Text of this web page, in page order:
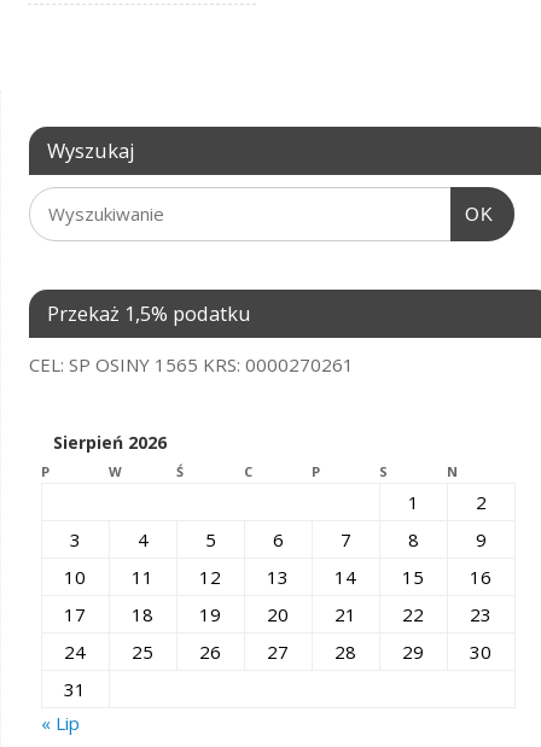
Wyszukaj
OK
Przekaż 1,5% podatku
CEL: SP OSINY 1565 KRS: 0000270261
Sierpień 2026
P W Ś C P S N
1
2
3
4 5 6 7 8
9
10
11 12 13 14 15
16
17
18 19 20 21 22
23
24
25 26 27 28 29
30
31
« Lip